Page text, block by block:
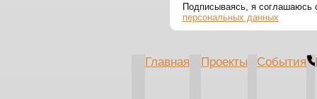
Подписываясь, я соглашаюсь
персональных данных
Главная Проекты События